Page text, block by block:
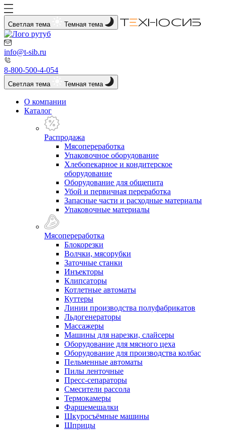
Светлая тема Темная тема
info@t-sib.ru
8-800-500-4-054
Светлая тема Темная тема
О компании
Каталог
Распродажа
Мясопереработка
Упаковочное оборудование
Хлебопекарное и кондитерское
оборудование
Оборудование для общепита
Убой и первичная переработка
Запасные части и расходные материалы
Упаковочные материалы
Мясопереработка
Блокорезки
Волчки, мясорубки
Заточные станки
Инъекторы
Клипсаторы
Котлетные автоматы
Куттеры
Линии производства полуфабрикатов
Льдогенераторы
Массажеры
Машины для нарезки, слайсеры
Оборудование для мясного цеха
Оборудование для производства колбас
Пельменные автоматы
Пилы ленточные
Пресс-сепараторы
Смесители рассола
Термокамеры
Фаршемешалки
Шкуросъёмные машины
Шприцы